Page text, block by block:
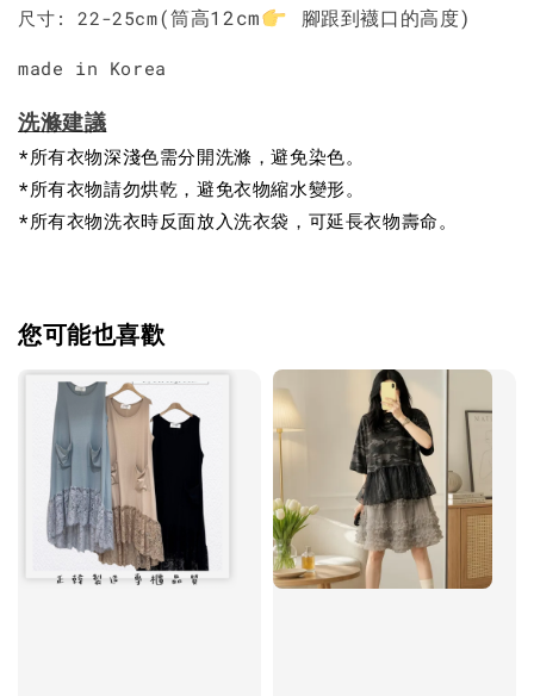
尺寸: 22-25cm(筒高12cm 腳跟到襪口的高度)
made in Korea
洗滌建議
*所有衣物深淺色需分開洗滌，避免染色。
*所有衣物請勿烘乾，避免衣物縮水變形。
*所有衣物洗衣時反面放入洗衣袋，可延長衣物壽命。
您可能也喜歡